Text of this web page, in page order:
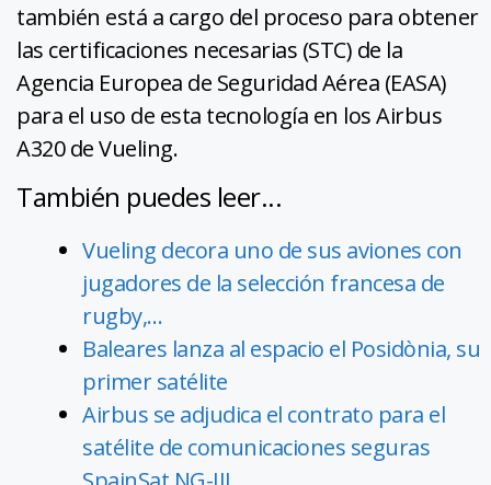
también está a cargo del proceso para obtener
las certificaciones necesarias (STC) de la
Agencia Europea de Seguridad Aérea (EASA)
para el uso de esta tecnología en los Airbus
A320 de Vueling.
También puedes leer...
Vueling decora uno de sus aviones con
jugadores de la selección francesa de
rugby,…
Baleares lanza al espacio el Posidònia, su
primer satélite
Airbus se adjudica el contrato para el
satélite de comunicaciones seguras